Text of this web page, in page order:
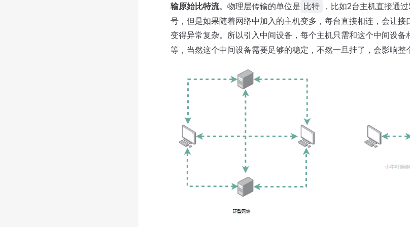
输原始比特流。物理层传输的单位是 比特
，比如2台主机直接通
号，但是如果随着网络中加入的主机变多，每台直接相连，会让
变得异常复杂。所以引入中间设备，每个主机只需和这个中间设备
等，当然这个中间设备需要足够的稳定，不然一旦挂了，会影响整